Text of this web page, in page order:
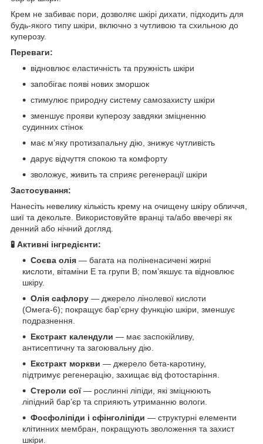
Крем не забиває пори, дозволяє шкірі дихати, підходить для
будь-якого типу шкіри, включно з чутливою та схильною до
куперозу.
Переваги:
відновлює еластичність та пружність шкіри
запобігає появі нових зморшок
стимулює природну систему самозахисту шкіри
зменшує прояви куперозу завдяки зміцненню
судинних стінок
має м’яку протизапальну дію, знижує чутливість
дарує відчуття спокою та комфорту
зволожує, живить та сприяє регенерації шкіри
Застосування:
Нанесіть невелику кількість крему на очищену шкіру обличчя,
шиї та декольте. Використовуйте вранці та/або ввечері як
денний або нічний догляд.
🧪 Активні інгредієнти:
Соєва олія — багата на поліненасичені жирні
кислоти, вітаміни Е та групи В; пом’якшує та відновлює
шкіру.
Олія сафлору — джерело лінолевої кислоти
(Омега-6); покращує бар’єрну функцію шкіри, зменшує
подразнення.
Екстракт календули — має заспокійливу,
антисептичну та загоювальну дію.
Екстракт моркви — джерело бета-каротину,
підтримує регенерацію, захищає від фотостаріння.
Стероли сої— рослинні ліпіди, які зміцнюють
ліпідний бар’єр та сприяють утриманню вологи.
Фосфоліпіди і сфінголіпіди — структурні елементи
клітинних мембран, покращують зволоження та захист
шкіри.